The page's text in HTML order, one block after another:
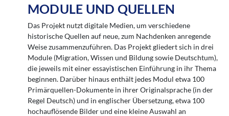
MODULE UND QUELLEN
Das Projekt nutzt digitale Medien, um verschiedene
historische Quellen auf neue, zum Nachdenken anregende
Weise zusammenzuführen. Das Projekt gliedert sich in drei
Module (Migration, Wissen und Bildung sowie Deutschtum),
die jeweils mit einer essayistischen Einführung in ihr Thema
beginnen. Darüber hinaus enthält jedes Modul etwa 100
Primärquellen-Dokumente in ihrer Originalsprache (in der
Regel Deutsch) und in englischer Übersetzung, etwa 100
hochauflösende Bilder und eine kleine Auswahl an